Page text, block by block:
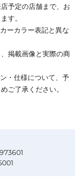
予定の店舗まで、お
す。
ーカラー表記と異な
掲載画像と実際の商
・仕様について、予
ご了承ください。